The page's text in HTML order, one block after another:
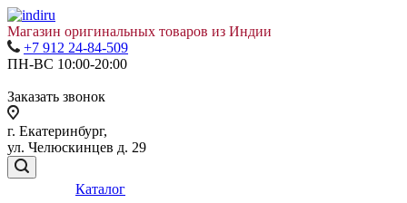
Магазин оригинальных товаров из Индии
+7 912 24-84-509
ПН-ВС 10:00-20:00
Заказать звонок
г. Екатеринбург,
ул. Челюскинцев д. 29
Каталог